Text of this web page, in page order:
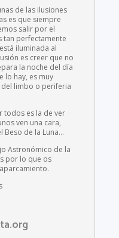
de las ilusiones
es que siempre
salir por el
tan perfectamente
iluminada al
es creer que no
la noche del día
lo hay, es muy
del limbo o periferia
todos es la de ver
ven una cara,
Beso de la Luna…
Astronómico de la
por lo que os